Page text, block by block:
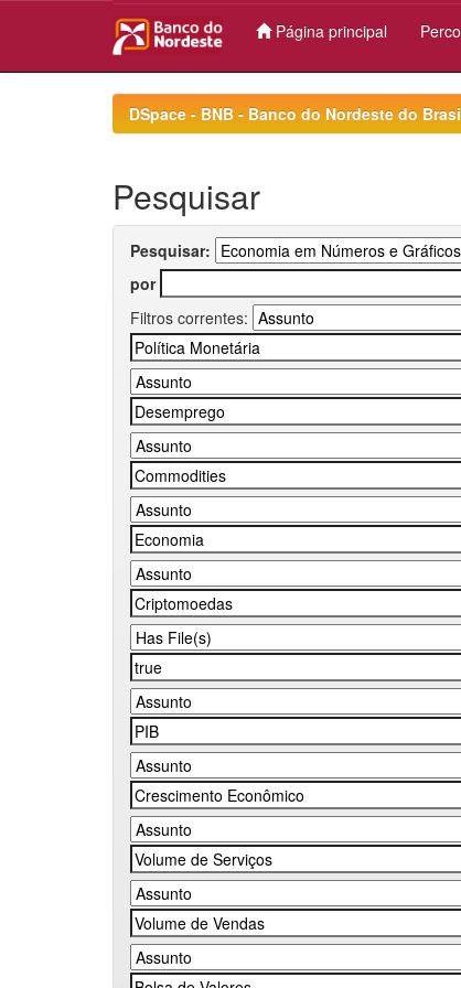
Página principal
DSpace - BNB - Banco do Nordeste do
Pesquisar
Pesquisar:
por
Filtros correntes: